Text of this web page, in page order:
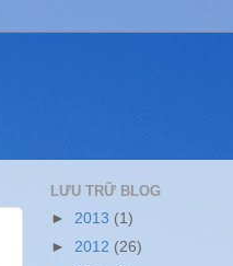
LƯU TRỮ BLOG
► 2013 (1)
► 2012 (26)